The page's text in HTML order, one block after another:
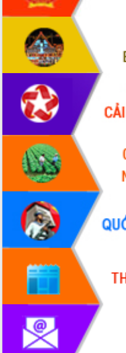
ứng để giữ vững thị trường xuất khẩu
Diễn đàn Kinh tế tư nhân Việt Nam đột
phá cơ chế - Hợp tác công tư
Đề án 06 tạo bước ngoặt đột phá trong
cải cách hành chính tỉnh Đắk Lắk
Kết nối tour, đẩy mạnh chuyển đổi số
để phát triển du lịch Đắk Lắk
Khởi động Dự án Đầu tư xây dựng hạ
tầng kỹ thuật Cụm công nghiệp Tân
Gặp mặt các cơ quan báo chí nhân Kỷ
niệm 101 năm Ngày Báo chí Cách
mạng Việt Nam
Đắk Lắk sơ kết 4 năm triển khai thực
Họp báo thông tin về Hội nghị Công bố
Quy hoạch và Xúc tiến đầu tư tỉnh Đắk
Lắk
Khơi thông điểm nghẽn, đẩy nhanh
giải ngân vốn khắc phục thiên tai
HĐND tỉnh thông qua điều chỉnh Quy
hoạch tỉnh thời kỳ 2021-2030
Hội thảo góp ý hồ sơ điều chỉnh quy
hoạch tỉnh Đắk Lắk thời kỳ 2021-2030,
tầm nhìn đến năm 2050
Nâng cao hiệu quả hoạt động của các
doanh nghiệp nhà nước